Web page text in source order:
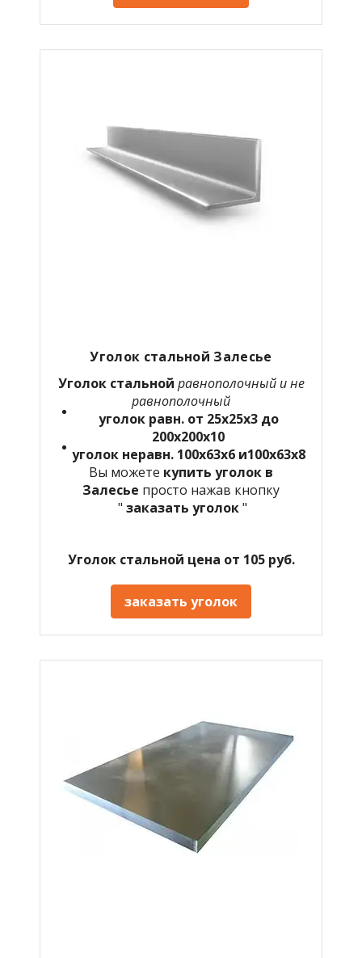
Уголок стальной Залесье
Уголок стальной равнополочный и не
равнополочный
уголок равн. от 25х25х3 до
200х200х10
уголок неравн. 100х63х6 и100х63х8
Вы можете купить уголок в
Залесье просто нажав кнопку
" заказать уголок"
Уголок стальной цена от 105 руб.
заказать уголок